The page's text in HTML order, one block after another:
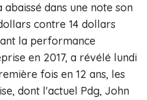
dans une note son
contre 14 dollars
la performance
en 2017, a révélé lundi
fois en 12 ans, les
dont l'actuel Pdg, John